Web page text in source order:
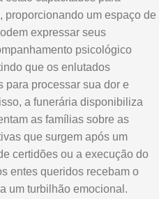
um espaço de
expressar seus
psicológico
que os enlutados
para processar sua dor e
a funerária disponibiliza
as famílias sobre as
que surgem após um
certidões ou a execução do
entes queridos recebam o
um turbilhão emocional.